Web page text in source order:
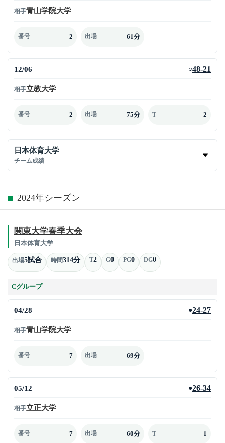
相手青山学院大学
番号 2 出場 61分
12/06 ○48-21
相手立教大学
番号 2 出場 75分 T 2
日本体育大学
チーム成績
2024年シーズン
関東大学春季大会
日本体育大学
出場5試合 時間314分 T2 G0 PG0 DG0
Cグループ
04/28 ●24-27
相手青山学院大学
番号 7 出場 69分
05/12 ●26-34
相手立正大学
番号 7 出場 60分 T 1